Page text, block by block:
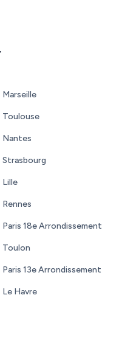
Marseille
Toulouse
Nantes
Strasbourg
Lille
Rennes
Paris 18e Arrondissement
Toulon
Paris 13e Arrondissement
Le Havre